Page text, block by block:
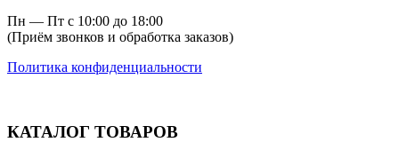
Пн — Пт с 10:00 до 18:00
(Приём звонков и обработка заказов)
Политика конфиденциальности
КАТАЛОГ ТОВАРОВ